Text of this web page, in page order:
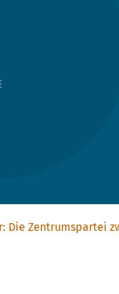
Die Zentrumspartei